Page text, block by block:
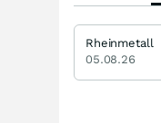
Rheinmetall
05.08.26